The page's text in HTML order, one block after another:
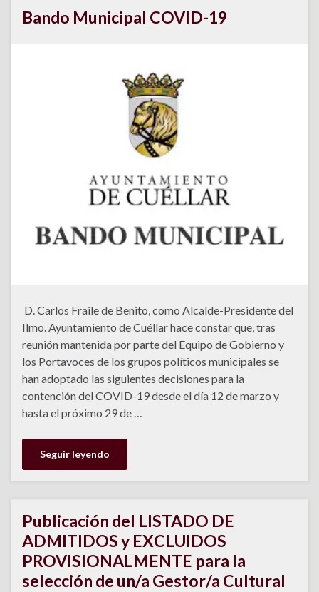
Bando Municipal COVID-19
D. Carlos Fraile de Benito, como Alcalde-Presidente del
Ilmo. Ayuntamiento de Cuéllar hace constar que, tras
reunión mantenida por parte del Equipo de Gobierno y
los Portavoces de los grupos políticos municipales se
han adoptado las siguientes decisiones para la
contención del COVID-19 desde el día 12 de marzo y
hasta el próximo 29 de …
Seguir leyendo
Publicación del LISTADO DE
ADMITIDOS y EXCLUIDOS
PROVISIONALMENTE para la
selección de un/a Gestor/a Cultural